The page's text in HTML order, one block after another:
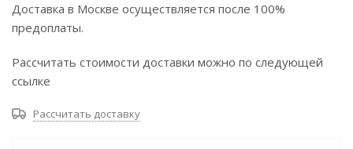
Доставка в Москве осуществляется после 100%
предоплаты.
Рассчитать стоимости доставки можно по следующей
ссылке
Рассчитать доставку